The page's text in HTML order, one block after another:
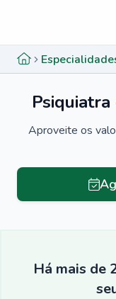
Aproveite os
Há mais de